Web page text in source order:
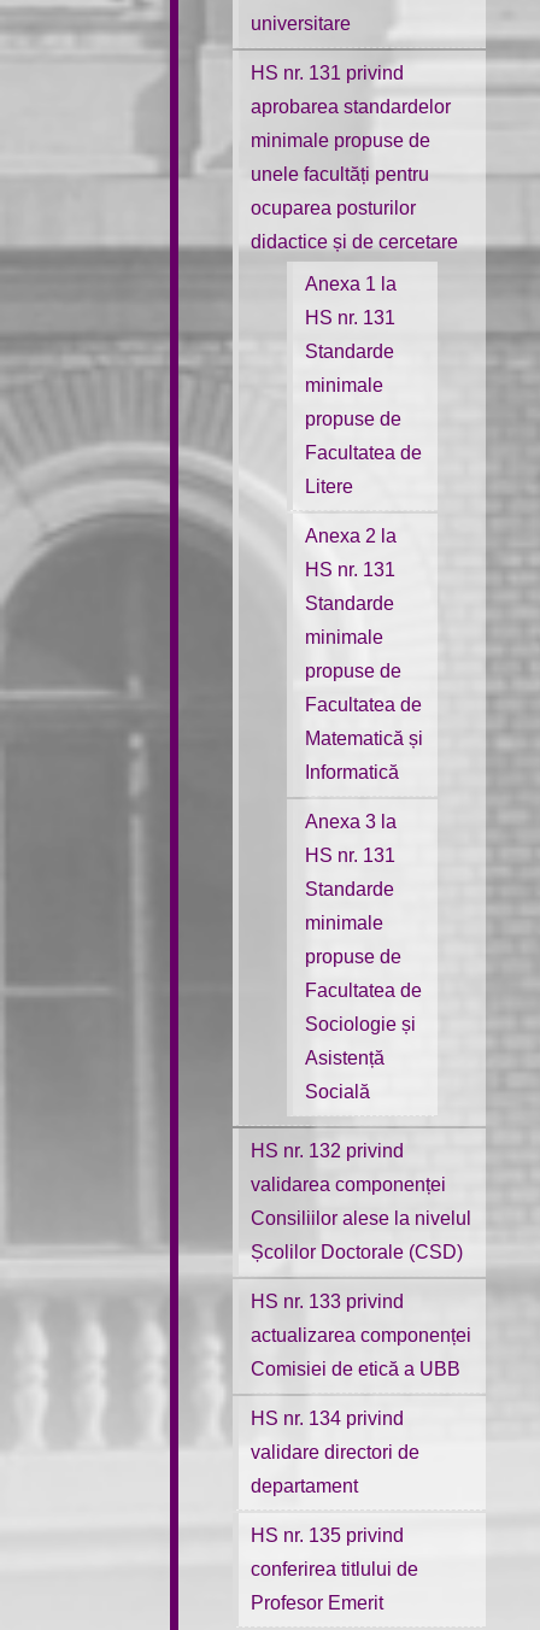
universitare
HS nr. 131 privind
aprobarea standardelor
minimale propuse de
unele facultăți pentru
ocuparea posturilor
didactice și de cercetare
Anexa 1 la
HS nr. 131
Standarde
minimale
propuse de
Facultatea de
Litere
Anexa 2 la
HS nr. 131
Standarde
minimale
propuse de
Facultatea de
Matematică și
Informatică
Anexa 3 la
HS nr. 131
Standarde
minimale
propuse de
Facultatea de
Sociologie și
Asistență
Socială
HS nr. 132 privind
validarea componenței
Consiliilor alese la nivelul
Școlilor Doctorale (CSD)
HS nr. 133 privind
actualizarea componenței
Comisiei de etică a UBB
HS nr. 134 privind
validare directori de
departament
HS nr. 135 privind
conferirea titlului de
Profesor Emerit